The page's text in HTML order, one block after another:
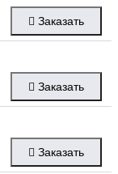
Заказать
Заказать
Заказать